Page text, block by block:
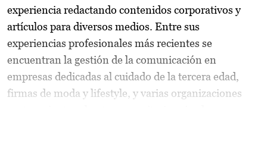
experiencia redactando contenidos corporativos y
artículos para diversos medios. Entre sus
experiencias profesionales más recientes se
encuentran la gestión de la comunicación en
empresas dedicadas al cuidado de la tercera edad,
firmas de moda y lifestyle, y varias organizaciones